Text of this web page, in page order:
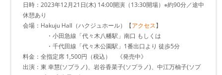
日時：2023年12月21日(木) 14:00開演（13:30開場）※約90分／途中
休憩あり
会場：Hakuju Hall（ハクジュホール）【アクセス】
・小田急線「代々木八幡駅」南口 もしくは
・千代田線「代々木公園駅」1番出口より 徒歩5分
料金：全指定席 1,500円（税込） 《発売中》
出演：東 幸慧(ソプラノ)、岩谷香菜子(ソプラノ)、中江万柚子(ソプ